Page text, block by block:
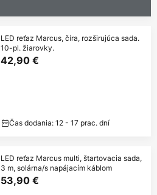
LED reťaz Marcus, číra, rozširujúca sada.
10-pl. žiarovky.
42,90 €
Čas dodania: 12 - 17 prac. dní
LED reťaz Marcus multi, štartovacia sada,
3 m, solárna/s napájacím káblom
53,90 €